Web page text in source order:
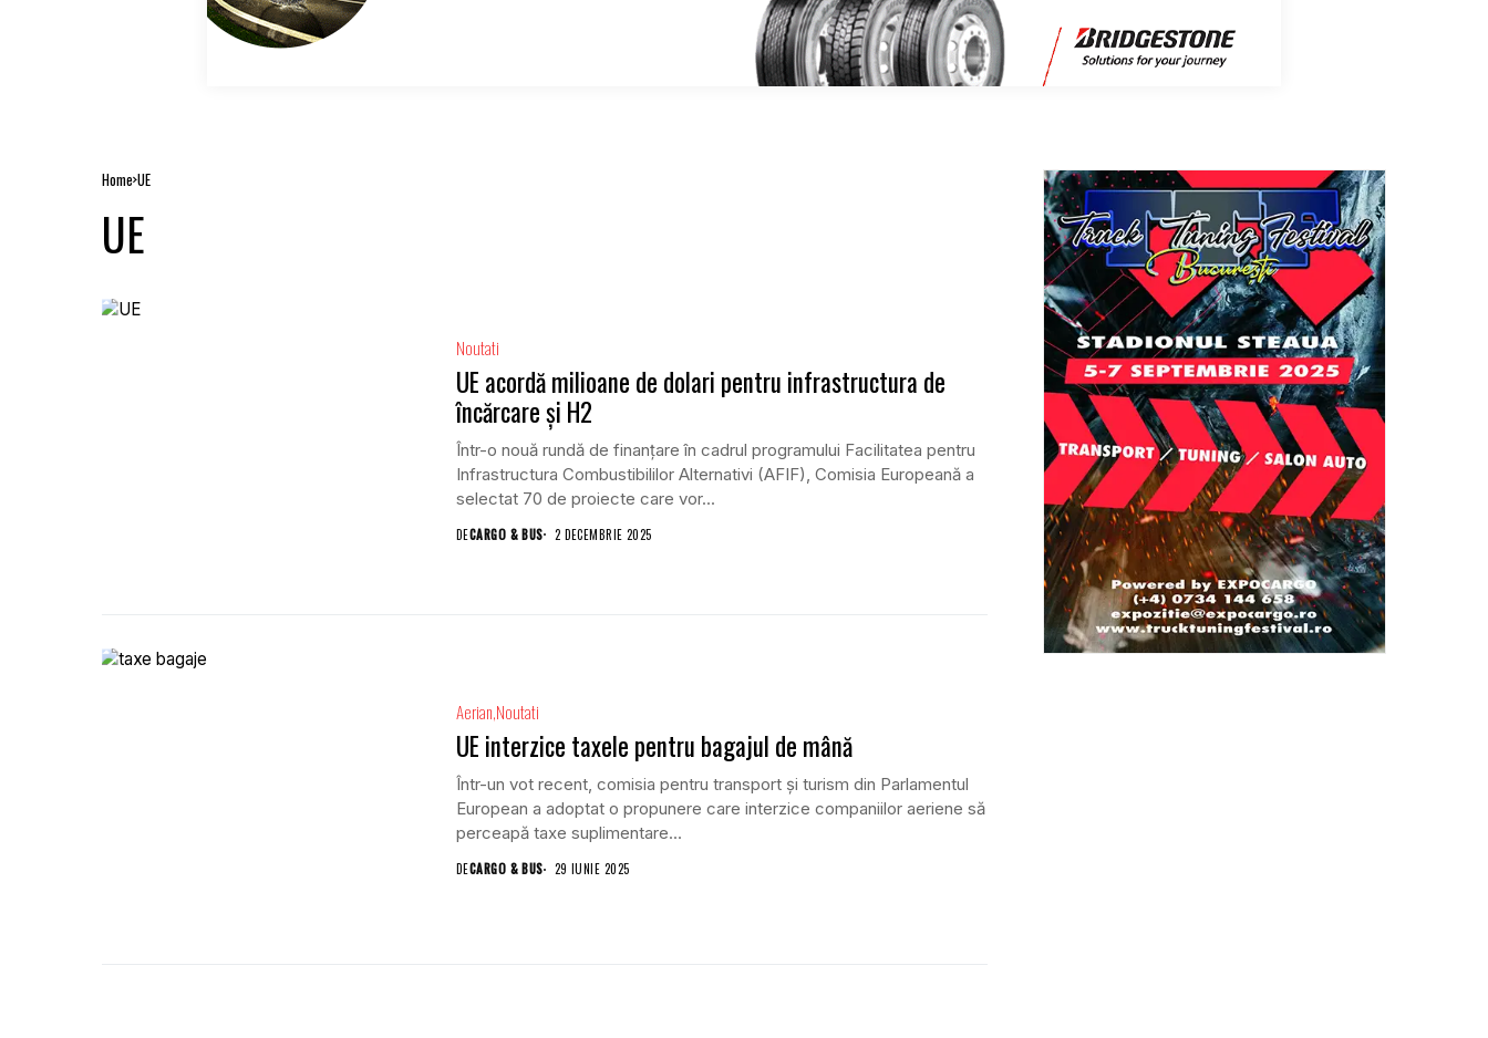
Home UE
UE
Noutati
UE acordă milioane de dolari pentru infrastructura de
încărcare și H2
Într-o nouă rundă de finanțare în cadrul programului Facilitatea pentru
Infrastructura Combustibililor Alternativi (AFIF), Comisia Europeană a
selectat 70 de proiecte care vor...
DECARGO & BUS 2 DECEMBRIE 2025
Aerian Noutati
UE interzice taxele pentru bagajul de mână
Într-un vot recent, comisia pentru transport și turism din Parlamentul
European a adoptat o propunere care interzice companiilor aeriene să
perceapă taxe suplimentare...
DECARGO & BUS 29 IUNIE 2025